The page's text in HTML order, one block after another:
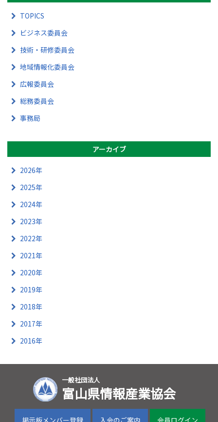
TOPICS
ビジネス委員会
技術・研修委員会
地域情報化委員会
広報委員会
総務委員会
事務局
アーカイブ
2026年
2025年
2024年
2023年
2022年
2021年
2020年
2019年
2018年
2017年
2016年
一般社団法人
富山県情報産業協会
掲示板メンバー登録 入会のご案内 会員ログイン